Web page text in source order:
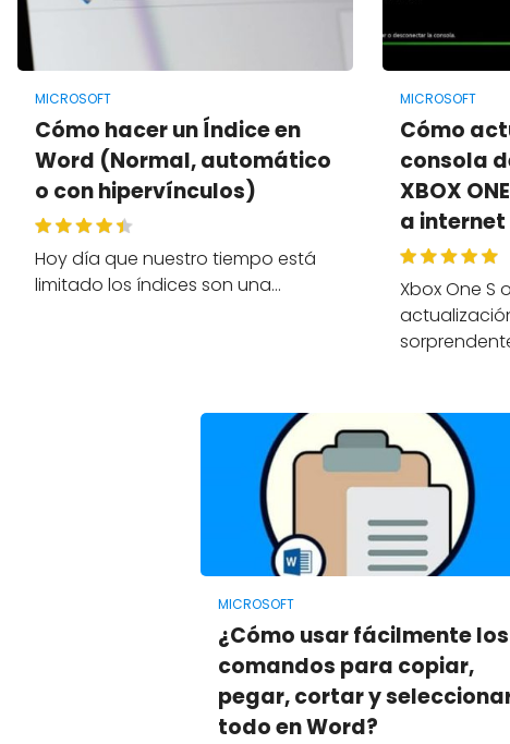
MICROSOFT
Cómo hacer un Índice en
Word (Normal, automático
o con hipervínculos)
Hoy día que nuestro tiempo está
limitado los índices son una…
MICROSOFT
Cómo
consola
XBOX
a internet
Xbox One S
MICROSOFT
¿Cómo usar fácilmente los
comandos para copiar,
pegar, cortar y
todo en Word?